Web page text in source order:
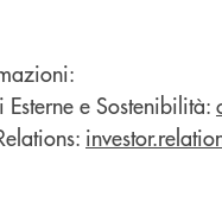
Esterne e Sostenibilità: